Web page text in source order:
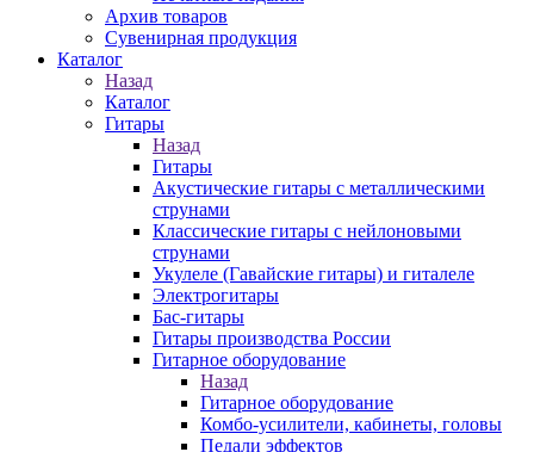
Архив товаров
Сувенирная продукция
Каталог
Назад
Каталог
Гитары
Назад
Гитары
Акустические гитары с металлическими
струнами
Классические гитары с нейлоновыми
струнами
Укулеле (Гавайские гитары) и гиталеле
Электрогитары
Бас-гитары
Гитары производства России
Гитарное оборудование
Назад
Гитарное оборудование
Комбо-усилители, кабинеты, головы
Педали эффектов